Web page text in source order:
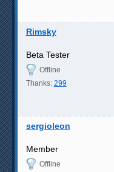
Rimsky
Beta Tester
Offline
Thanks: 299
sergioleon
Member
Offline